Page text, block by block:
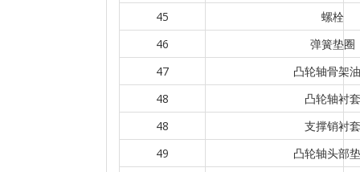
45
螺栓
46
弹簧垫圈
47
凸轮轴骨架
48
凸轮轴衬套
48
支撑销衬套
49
凸轮轴头部